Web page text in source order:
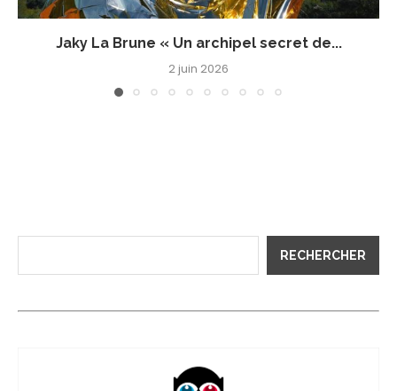
Jaky La Brune « Un archipel secret de...
2 juin 2026
RECHERCHER